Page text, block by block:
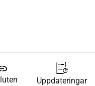
Uppdateringar